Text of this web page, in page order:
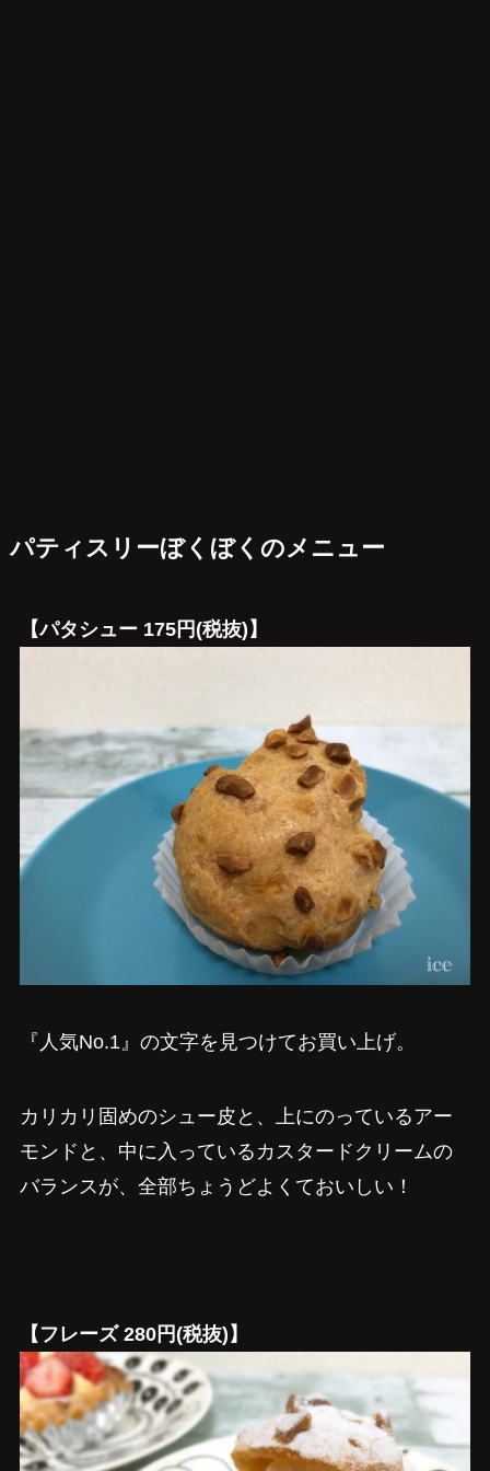
パティスリーぼくぼくのメニュー
【パタシュー 175円(税抜)】
『人気No.1』の文字を見つけてお買い上げ。
カリカリ固めのシュー皮と、上にのっているアー
モンドと、中に入っているカスタードクリームの
バランスが、全部ちょうどよくておいしい！
【フレーズ 280円(税抜)】